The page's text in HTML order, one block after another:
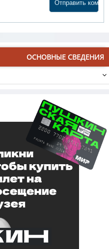
ОСНОВНЫЕ СВЕДЕНИЯ